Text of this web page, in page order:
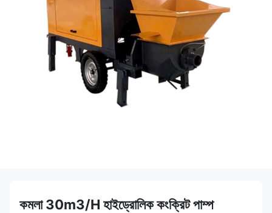
কমলা 30m3/H হাইড্রোলিক কংক্রিট পাম্প